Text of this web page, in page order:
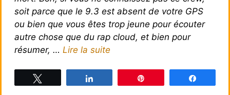
soit parce que le 9.3 est absent de votre GPS
ou bien que vous êtes trop jeune pour écouter
autre chose que du rap cloud, et bien pour
résumer, … Lire la suite